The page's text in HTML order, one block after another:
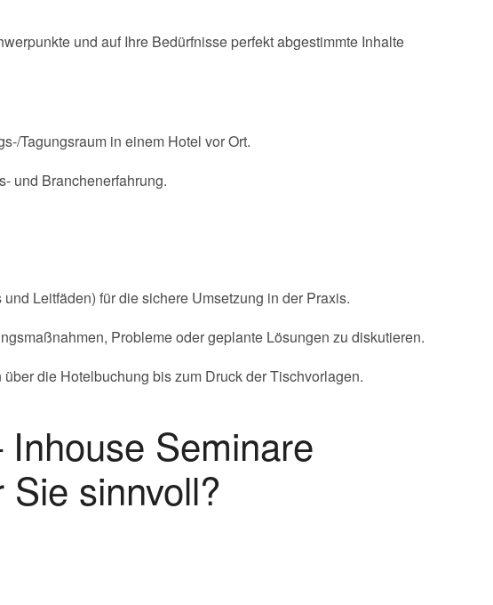
und auf Ihre Bedürfnisse perfekt abgestimmte Inhalte
Tagungsraum in einem Hotel vor Ort.
und Branchenerfahrung.
Leitfäden) für die sichere Umsetzung in der Praxis.
Probleme oder geplante Lösungen zu diskutieren.
die Hotelbuchung bis zum Druck der Tischvorlagen.
Seminare
sinnvoll?